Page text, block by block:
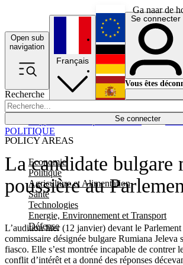
Ga naar de
Open sub
navigation
Recherche
Se connecter
POLICY AREAS
Economie
Politique
Agriculture et Alimentation
Santé
Technologies
Energie, Environnement et Transport
Défense
Économie
Français
English
Deutsch
Español
Se connecter
Vous êtes
La candidate bulgare
poussière au
L’audition hier (12 janvier) devant le Parlement
commissaire désignée bulgare Rumiana Jeleva
fiasco. Elle s’est montrée incapable de contrer
conflit d’intérêt et a donné des réponses
POLITIQUE